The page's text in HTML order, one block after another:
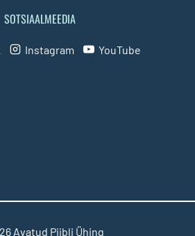
SOTSIAALMEEDIA
Instagram YouTube
Avatud Piibli Ühing